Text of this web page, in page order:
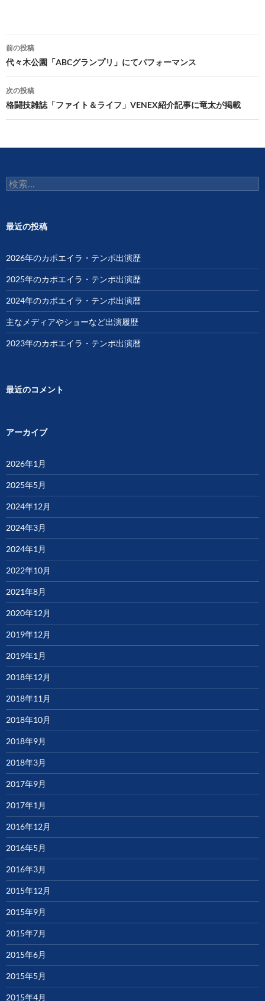
投
稿
ナ
ビ
ー
ョ
前の投稿
代々木公園「ABCグランプリ」にてパフォーマンス
次の投稿
格闘技雑誌「ファイト＆ライフ」VENEX紹介記事に竜太が掲載
検
索:
最近の投稿
2026年のカポエイラ・テンポ出演歴
2025年のカポエイラ・テンポ出演歴
2024年のカポエイラ・テンポ出演暦
主なメディアやショーなど出演履歴
2023年のカポエイラ・テンポ出演暦
最近のコメント
アーカイブ
2026年1月
2025年5月
2024年12月
2024年3月
2024年1月
2022年10月
2021年8月
2020年12月
2019年12月
2019年1月
2018年12月
2018年11月
2018年10月
2018年9月
2018年3月
2017年9月
2017年1月
2016年12月
2016年5月
2016年3月
2015年12月
2015年9月
2015年7月
2015年6月
2015年5月
2015年4月